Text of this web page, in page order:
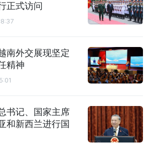
正式访问
南外交展现坚定
精神
书记、国家主席
和新西兰进行国